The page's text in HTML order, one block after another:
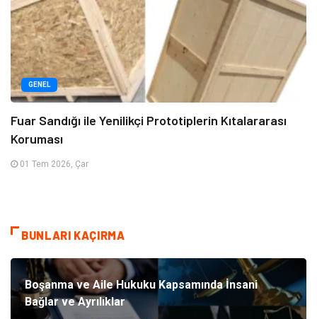
GENEL
Fuar Sandığı ile Yenilikçi Prototiplerin Kıtalararası
Koruması
01 Tem 2026, Çar
BUNLARI KAÇIRMA
Boşanma ve Aile Hukuku Kapsamında İnsani
Bağlar ve Ayrılıklar